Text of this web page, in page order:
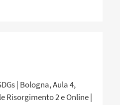
| Bologna, Aula 4,
Risorgimento 2 e Online |